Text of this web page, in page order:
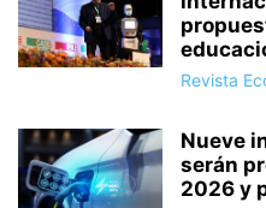
Revista
Nueve
serán
2026 y